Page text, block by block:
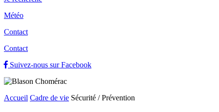
Météo
Contact
Contact
Suivez-nous sur Facebook
Accueil Cadre de vie Sécurité / Prévention